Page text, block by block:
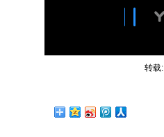
转载: